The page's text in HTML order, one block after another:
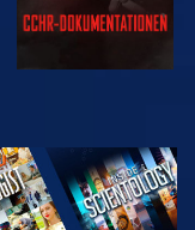
SERIE
ENTDECKEN